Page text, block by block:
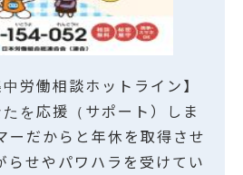
労働相談ホットライン】
を応援（サポート）しま
ーだからと年休を取得させ
らせやパワハラを受けてい